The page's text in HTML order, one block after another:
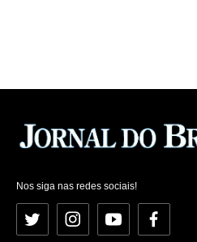
Nos siga nas redes sociais!
Twitter InstagramYouTubeFacebook